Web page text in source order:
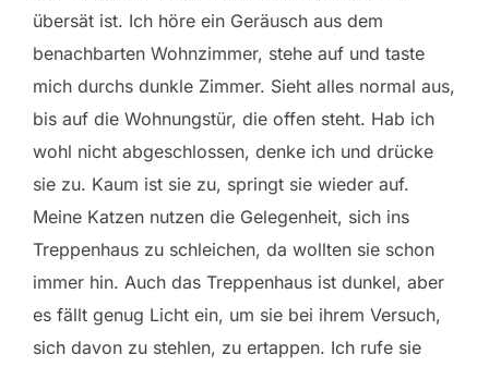
übersät ist. Ich höre ein Geräusch aus dem
benachbarten Wohnzimmer, stehe auf und taste
mich durchs dunkle Zimmer. Sieht alles normal aus,
bis auf die Wohnungstür, die offen steht. Hab ich
wohl nicht abgeschlossen, denke ich und drücke
sie zu. Kaum ist sie zu, springt sie wieder auf.
Meine Katzen nutzen die Gelegenheit, sich ins
Treppenhaus zu schleichen, da wollten sie schon
immer hin. Auch das Treppenhaus ist dunkel, aber
es fällt genug Licht ein, um sie bei ihrem Versuch,
sich davon zu stehlen, zu ertappen. Ich rufe sie